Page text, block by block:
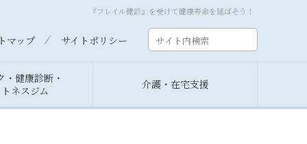
『フレイル健診』を受けて健康寿命を延ばそう！
マップ サイトポリシー
・健康診断・
ネスジム
介護・在宅支援